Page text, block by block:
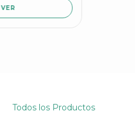
VER
Todos los Productos